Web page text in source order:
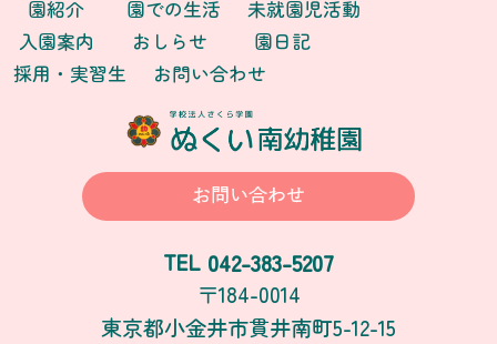
園紹介 園での生活
未就園児活動
入園案内
おしらせ
園日記
採用・実習生
お問い合わせ
お問い合わせ
TEL 042-383-5207
〒184-0014
東京都小金井市貫井南町5-12-15